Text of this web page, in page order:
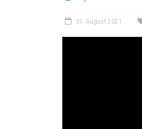
31. August 2021